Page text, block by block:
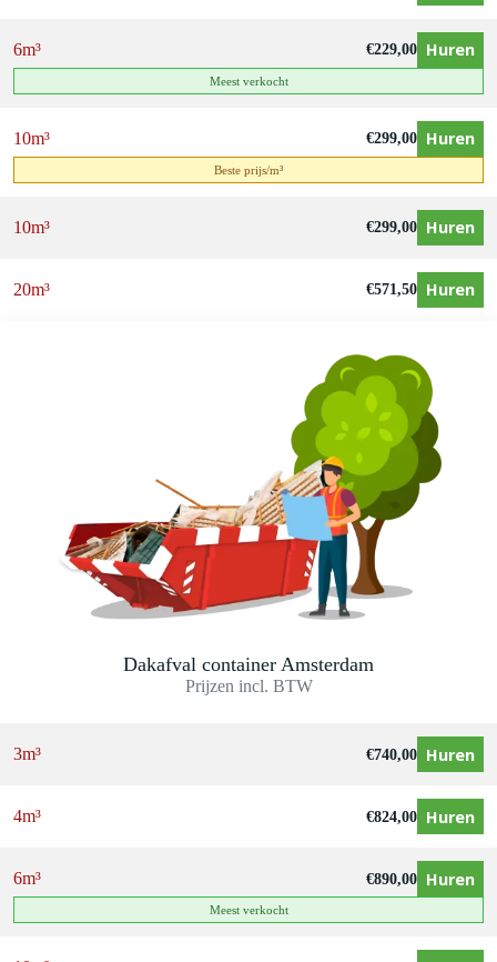
6m³ €229,00 Huren
Meest verkocht
10m³ €299,00 Huren
Beste prijs/m³
10m³ €299,00 Huren
20m³ €571,50 Huren
Dakafval container Amsterdam
Prijzen incl. BTW
3m³ €740,00 Huren
4m³ €824,00 Huren
6m³ €890,00 Huren
Meest verkocht